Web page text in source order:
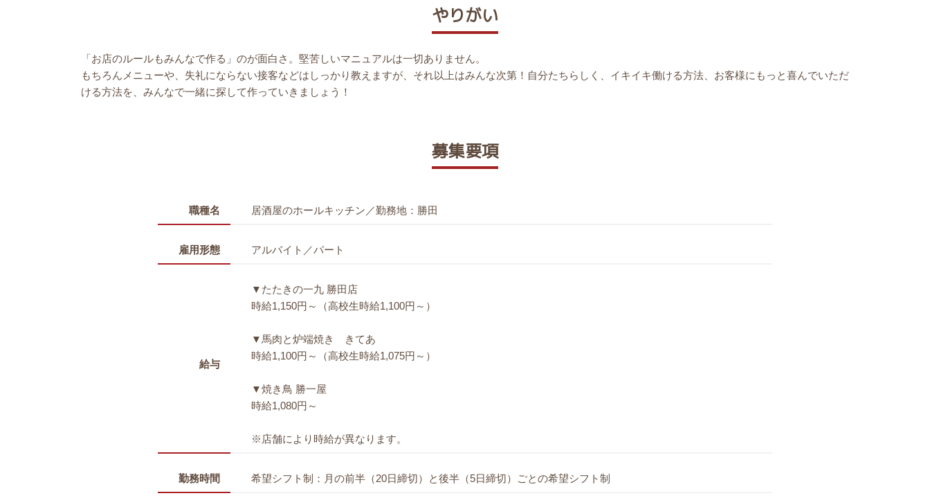
やりがい
「お店のルールもみんなで作る」のが面白さ。堅苦しいマニュアルは一切ありません。
もちろんメニューや、失礼にならない接客などはしっかり教えますが、それ以上はみんな次第！自分たちらしく、イキイキ働ける方法、お客様にもっと喜んでいただ
ける方法を、みんなで一緒に探して作っていきましょう！
募集要項
職種名 居酒屋のホールキッチン／勤務地：勝田
雇用形態 アルバイト／パート
給与
▼たたきの一九 勝田店
時給1,150円～（高校生時給1,100円～）
▼馬肉と炉端焼き きてあ
時給1,100円～（高校生時給1,075円～）
▼焼き鳥 勝一屋
時給1,080円～
※店舗により時給が異なります。
勤務時間 希望シフト制：月の前半（20日締切）と後半（5日締切）ごとの希望シフト制